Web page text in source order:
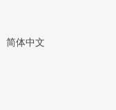
简体中文